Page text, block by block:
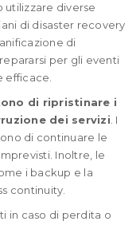
utilizzare diverse
di disaster recovery
di
per gli eventi
efficace.
di ripristinare i
dei servizi . I
di continuare le
Inoltre, le
i backup e la
continuity.
in caso di perdita o